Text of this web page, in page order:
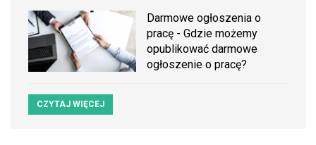
Darmowe ogłoszenia o
pracę - Gdzie możemy
opublikować darmowe
ogłoszenie o pracę?
CZYTAJ WIĘCEJ